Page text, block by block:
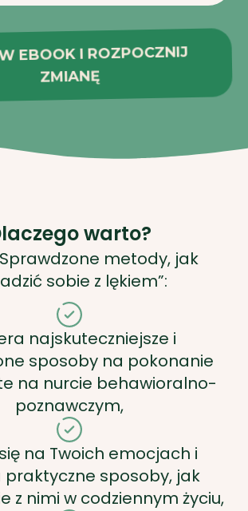
EBOOK I ROZPOCZNIJ
ZMIANĘ
warto?
metody, jak
sobie z lękiem”:
najskuteczniejsze i
sposoby na pokonanie
na nurcie behawioralno-
poznawczym,
na Twoich emocjach i
praktyczne sposoby, jak
z nimi w codziennym życiu,